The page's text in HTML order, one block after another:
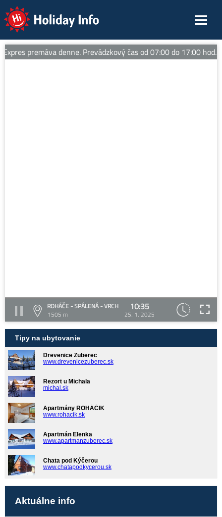
Holiday Info
premáva denne. Prevádzkový čas od 07:00 do 17:00
ROHÁČE - SPÁLENÁ - VRCH
1505 m
10:35
25. 1. 2025
Tipy na ubytovanie
Drevenice Zuberec
www.drevenicezuberec.sk
Rezort u Michala
michal.sk
Apartmány ROHÁČIK
www.rohacik.sk
Apartmán Elenka
www.apartmanzuberec.sk
Chata pod Kýčerou
www.chatapodkycerou.sk
Aktuálne info